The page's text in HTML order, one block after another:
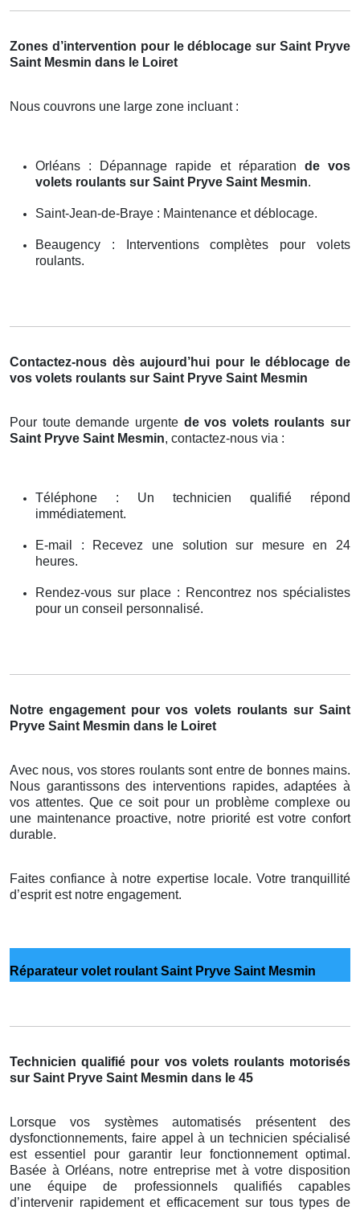
Zones d’intervention pour le déblocage sur Saint Pryve
Saint Mesmin dans le Loiret
Nous couvrons une large zone incluant :
Orléans : Dépannage rapide et réparation de vos
volets roulants sur Saint Pryve Saint Mesmin.
Saint-Jean-de-Braye : Maintenance et déblocage.
Beaugency : Interventions complètes pour volets
roulants.
Contactez-nous dès aujourd’hui pour le déblocage de
vos volets roulants sur Saint Pryve Saint Mesmin
Pour toute demande urgente de vos volets roulants sur
Saint Pryve Saint Mesmin, contactez-nous via :
Téléphone : Un technicien qualifié répond
immédiatement.
E-mail : Recevez une solution sur mesure en 24
heures.
Rendez-vous sur place : Rencontrez nos spécialistes
pour un conseil personnalisé.
Notre engagement pour vos volets roulants sur Saint
Pryve Saint Mesmin dans le Loiret
Avec nous, vos stores roulants sont entre de bonnes mains.
Nous garantissons des interventions rapides, adaptées à
vos attentes. Que ce soit pour un problème complexe ou
une maintenance proactive, notre priorité est votre confort
durable.
Faites confiance à notre expertise locale. Votre tranquillité
d’esprit est notre engagement.
Réparateur volet roulant Saint Pryve Saint Mesmin
Technicien qualifié pour vos volets roulants motorisés
sur Saint Pryve Saint Mesmin dans le 45
Lorsque vos systèmes automatisés présentent des
dysfonctionnements, faire appel à un technicien spécialisé
est essentiel pour garantir leur fonctionnement optimal.
Basée à Orléans, notre entreprise met à votre disposition
une équipe de professionnels qualifiés capables
d’intervenir rapidement et efficacement sur tous types de